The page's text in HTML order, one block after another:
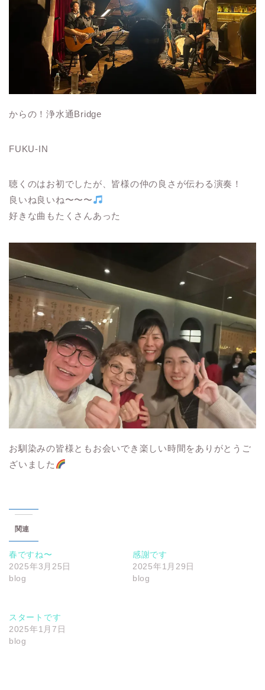
からの！浄水通Bridge
FUKU-IN
聴くのはお初でしたが、皆様の仲の良さが伝わる演奏！
良いね良いね〜〜〜
好きな曲もたくさんあった
お馴染みの皆様ともお会いでき楽しい時間をありがとうご
ざいました
関連
春ですね〜
2025年3月25日
blog
感謝です
2025年1月29日
blog
スタートです
2025年1月7日
blog